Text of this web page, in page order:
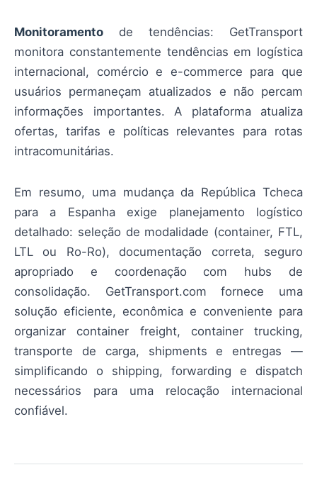
Monitoramento de tendências: GetTransport
monitora constantemente tendências em logística
internacional, comércio e e-commerce para que
usuários permaneçam atualizados e não percam
informações importantes. A plataforma atualiza
ofertas, tarifas e políticas relevantes para rotas
intracomunitárias.
Em resumo, uma mudança da República Tcheca
para a Espanha exige planejamento logístico
detalhado: seleção de modalidade (container, FTL,
LTL ou Ro-Ro), documentação correta, seguro
apropriado e coordenação com hubs de
consolidação. GetTransport.com fornece uma
solução eficiente, econômica e conveniente para
organizar container freight, container trucking,
transporte de carga, shipments e entregas —
simplificando o shipping, forwarding e dispatch
necessários para uma relocação internacional
confiável.